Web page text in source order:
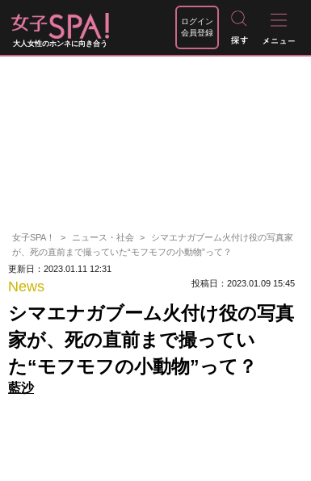
大人女性のホンネに向き合う
ログイン
会員登録
女子SPA！ ニュース・社会
シマエナガブーム火付け役の写真家
が、死の直前まで撮っていた“モフモフの小動物”って？
更新日：2023.01.11 12:31
News 投稿日：2023.01.09 15:45
シマエナガブーム火付け役の写真
家が、死の直前まで撮ってい
た“モフモフの小動物”って？
藍沙